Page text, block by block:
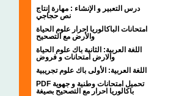
درس التعبير و الإنشاء : مهارة إنتاج
نص حجاجي
امتحانات الباكالوريا احرار علوم الحياة
والأرض مع التصحيح
اللغة العربية: الثانية باك علوم الحياة
والارض امتحانات و فروض
اللغة العربية: الأولى باك علوم تجريبية
PDF تحميل امتحانات وطنية و جهوية
باكالوريا احرار مع التصحيح بصيغة